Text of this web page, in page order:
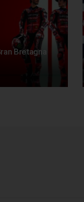
Bretagna